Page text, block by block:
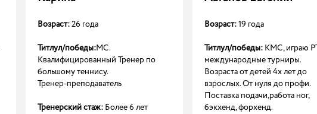
Возраст:26 года
Титлул/победы:МС.
Квалифицированный Тренер по
большому теннису.
Тренер-преподаватель
Тренерский стаж: Более 6 лет
Возраст:19 года
Титлул/победы: КМС, играю
международные турниры.
Возраста от детей 4х лет до
взрослых. От нуля до профи.
Поставка подачи,работа ног,
бэкхенд, форхенд.